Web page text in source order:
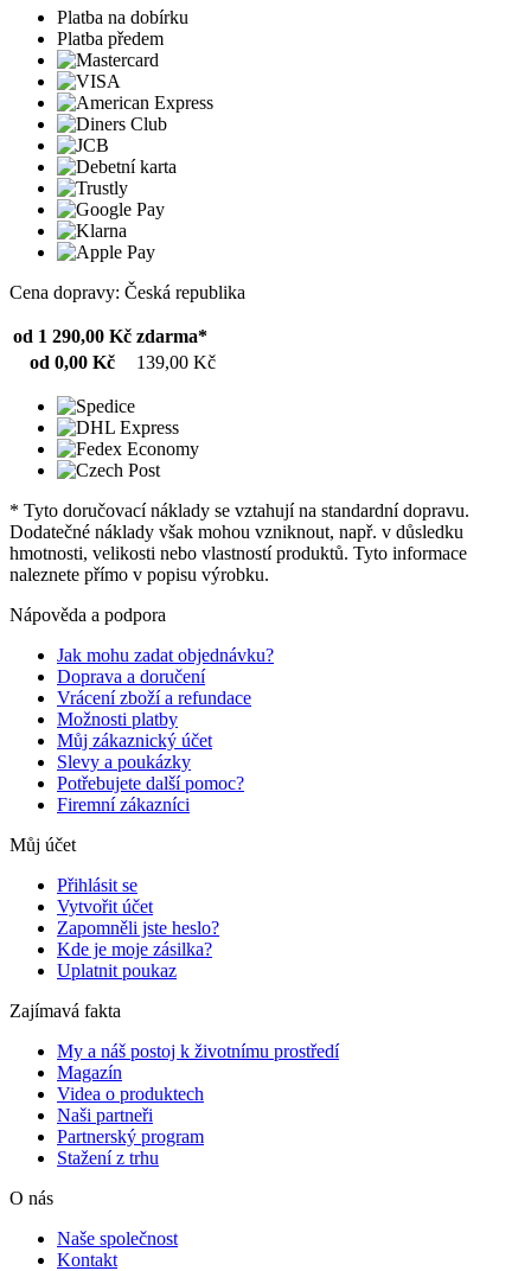
Platba na dobírku
Platba předem
Cena dopravy: Česká republika
od 1 290,00 Kč zdarma*
od 0,00 Kč
139,00 Kč
* Tyto doručovací náklady se vztahují na standardní dopravu.
Dodatečné náklady však mohou vzniknout, např. v důsledku
hmotnosti, velikosti nebo vlastností produktů. Tyto informace
naleznete přímo v popisu výrobku.
Nápověda a podpora
Jak mohu zadat objednávku?
Doprava a doručení
Vrácení zboží a refundace
Možnosti platby
Můj zákaznický účet
Slevy a poukázky
Potřebujete další pomoc?
Firemní zákazníci
Můj účet
Přihlásit se
Vytvořit účet
Zapomněli jste heslo?
Kde je moje zásilka?
Uplatnit poukaz
Zajímavá fakta
My a náš postoj k životnímu prostředí
Magazín
Videa o produktech
Naši partneři
Partnerský program
Stažení z trhu
O nás
Naše společnost
Kontakt